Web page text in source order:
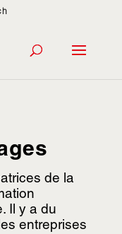
de la
Il y a du
entreprises